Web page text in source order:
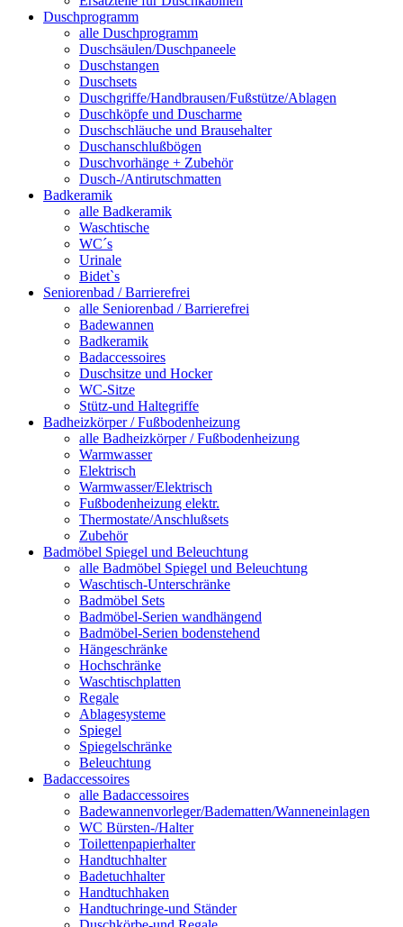
Duschprogramm
alle Duschprogramm
Duschsäulen/Duschpaneele
Duschstangen
Duschsets
Duschgriffe/Handbrausen/Fußstütze/Ablagen
Duschköpfe und Duscharme
Duschschläuche und Brausehalter
Duschanschlußbögen
Duschvorhänge + Zubehör
Dusch-/Antirutschmatten
Badkeramik
alle Badkeramik
Waschtische
WC´s
Urinale
Bidet`s
Seniorenbad / Barrierefrei
alle Seniorenbad / Barrierefrei
Badewannen
Badkeramik
Badaccessoires
Duschsitze und Hocker
WC-Sitze
Stütz-und Haltegriffe
Badheizkörper / Fußbodenheizung
alle Badheizkörper / Fußbodenheizung
Warmwasser
Elektrisch
Warmwasser/Elektrisch
Fußbodenheizung elektr.
Thermostate/Anschlußsets
Zubehör
Badmöbel Spiegel und Beleuchtung
alle Badmöbel Spiegel und Beleuchtung
Waschtisch-Unterschränke
Badmöbel Sets
Badmöbel-Serien wandhängend
Badmöbel-Serien bodenstehend
Hängeschränke
Hochschränke
Waschtischplatten
Regale
Ablagesysteme
Spiegel
Spiegelschränke
Beleuchtung
Badaccessoires
alle Badaccessoires
Badewannenvorleger/Badematten/Wanneneinlagen
WC Bürsten-/Halter
Toilettenpapierhalter
Handtuchhalter
Badetuchhalter
Handtuchhaken
Handtuchringe-und Ständer